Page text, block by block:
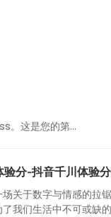
。这是您的第…
验分-抖音千川体验
关于数字与情感的拉
我们生活中不可或缺